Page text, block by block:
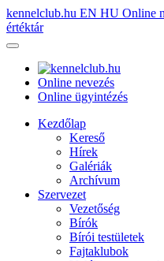
kennelclub.hu EN HU Online
értéktár
Online nevezés
Online ügyintézés
Kezdőlap
Kereső
Hírek
Galériák
Archívum
Szervezet
Vezetőség
Bírók
Bírói testületek
Fajtaklubok